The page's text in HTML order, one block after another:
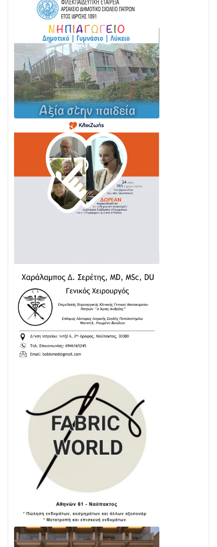
Στο σκοτάδι μεγάλο μέρος στο Λυγιά Ναυπάκτου
Σε τροχιά υλοποίησης η Παράκαμψη του Κέντρου
της Ναυπάκτου
04/08 • 12:08
Σε φουλ ρυθμούς το τμήμα Βόνιτσα – Άγιος Νικόλαος
| Αυτοψία Καββαδά
03/08 • 11:11
Με Αρχιερατική Λαμπρότητα η Πανήγυρη της
Μεταμορφώσεως του Σωτήρος στο Γολέμι
03/08 • 07:45
Ενισχύεται η Πολιτική Προστασία στο Δήμο Αγρινίου
με δύο νέα υδροφόρα οχήματα
02/08 • 18:26
Διαβάστε την «Ναυπακτία» που κυκλοφορεί
31/07 • 08:16
24/07 • 11:31
ΕΚΤΑΚΤΟ – ΝΑΥΠΑΚΤΙΑ: ΣΥΝΑΓΕΡΜΟΣ ΣΤΗΝ
ΠΥΡΟΣΒΕΣΤΙΚΗ ΓΙΑ ΦΩΤΙΑ ΣΤΟΝ ΑΓΙΟ ΗΛΙΑ ΠΡΙΝ ΤΗ
ΓΡΑΝΙΤΣΑ
24/07 • 11:03